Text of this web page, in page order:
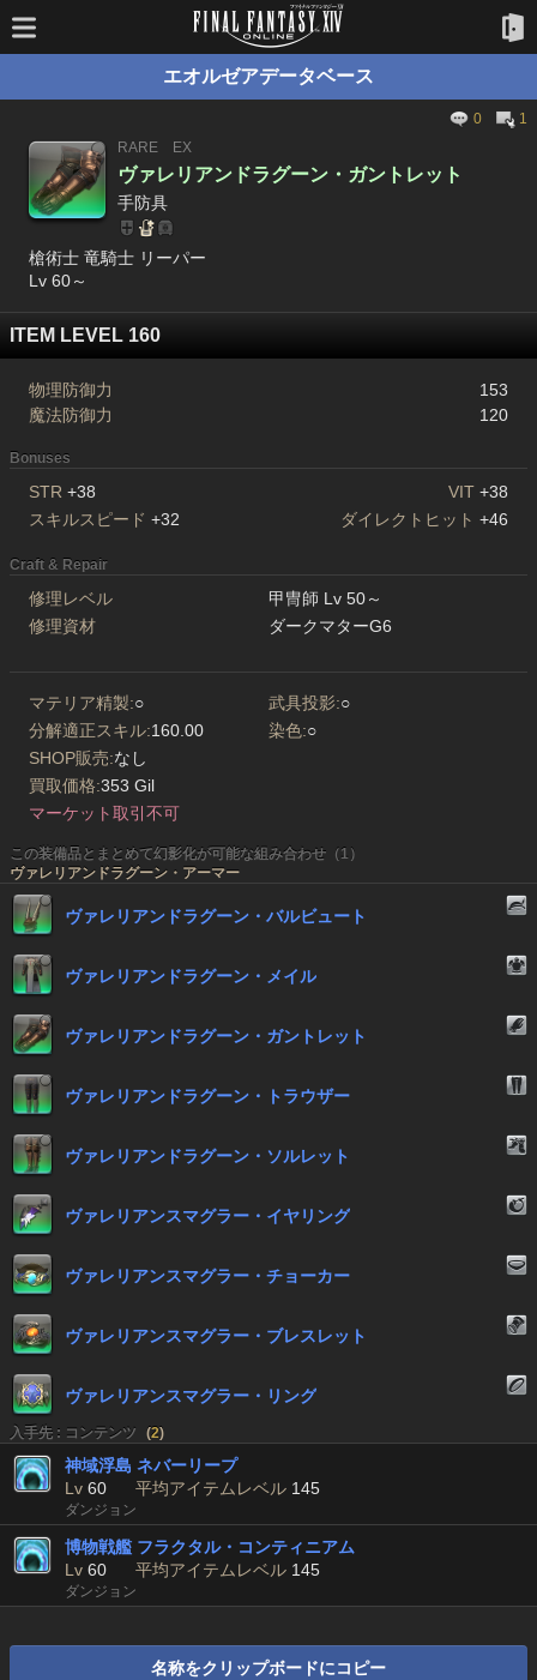
エオルゼアデータベース
0
1
RARE
EX
ヴァレリアンドラグーン・ガントレット
手防具
槍術士 竜騎士 リーパー
Lv 60～
ITEM LEVEL 160
物理防御力
153
魔法防御力
120
Bonuses
STR +38 VIT +38
スキルスピード +32 ダイレクトヒット +46
Craft & Repair
修理レベル
甲冑師 Lv 50～
修理資材
ダークマターG6
マテリア精製:○ 武具投影:○
分解適正スキル:160.00 染色:○
SHOP販売:なし
買取価格:353 Gil
マーケット取引不可
この装備品とまとめて幻影化が可能な組み合わせ（1）
ヴァレリアンドラグーン・アーマー
ヴァレリアンドラグーン・バルビュート
ヴァレリアンドラグーン・メイル
ヴァレリアンドラグーン・ガントレット
ヴァレリアンドラグーン・トラウザー
ヴァレリアンドラグーン・ソルレット
ヴァレリアンスマグラー・イヤリング
ヴァレリアンスマグラー・チョーカー
ヴァレリアンスマグラー・ブレスレット
ヴァレリアンスマグラー・リング
入手先 : コンテンツ (2)
神域浮島 ネバーリープ
Lv 60 平均アイテムレベル 145
ダンジョン
博物戦艦 フラクタル・コンティニアム
Lv 60 平均アイテムレベル 145
ダンジョン
名称をクリップボードにコピー